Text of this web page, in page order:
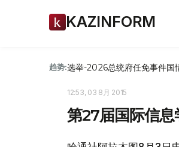
KAZINFORM
趋势:选举-2026总统府任免事件国
12:53, 03 8月 2015
第27届国际信息